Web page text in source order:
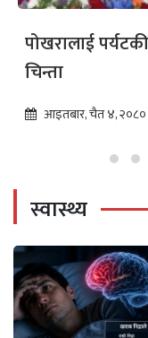
कृषि र ग्रामीण
ललितपुर
मंगलबार, माघ २, २०८०
स्वास्थ्य